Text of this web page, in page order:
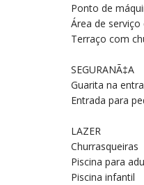
Ponto de
Área de
Terraço com
SEGURANÃ‡A
Guarita na
Entrada para
LAZER
Churrasqueiras
Piscina para
Piscina infantil